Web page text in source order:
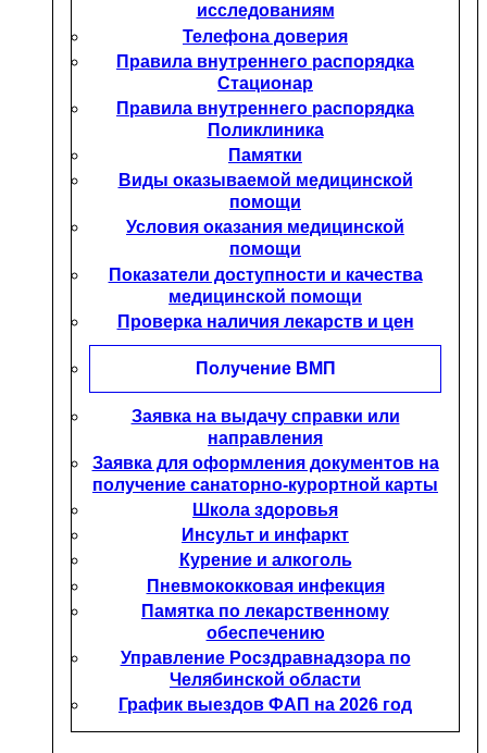
исследованиям
Телефона доверия
Правила внутреннего распорядка
Стационар
Правила внутреннего распорядка
Поликлиника
Памятки
Виды оказываемой медицинской
помощи
Условия оказания медицинской
помощи
Показатели доступности и качества
медицинской помощи
Проверка наличия лекарств и цен
Получение ВМП
Заявка на выдачу справки или
направления
Заявка для оформления документов на
получение санаторно-курортной карты
Школа здоровья
Инсульт и инфаркт
Курение и алкоголь
Пневмококковая инфекция
Памятка по лекарственному
обеспечению
Управление Росздравнадзора по
Челябинской области
График выездов ФАП на 2026 год